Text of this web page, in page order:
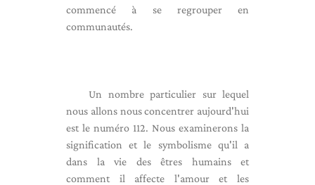
commencé à se regrouper en
communautés.
Un nombre particulier sur lequel
nous allons nous concentrer aujourd'hui
est le numéro 112. Nous examinerons la
signification et le symbolisme qu'il a
dans la vie des êtres humains et
comment il affecte l'amour et les